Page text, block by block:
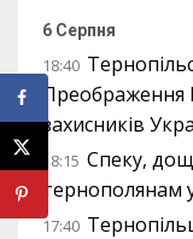
6 Серпня
18:40
Преображення
захисників
18:15 Спеку,
тернополянам
17:40